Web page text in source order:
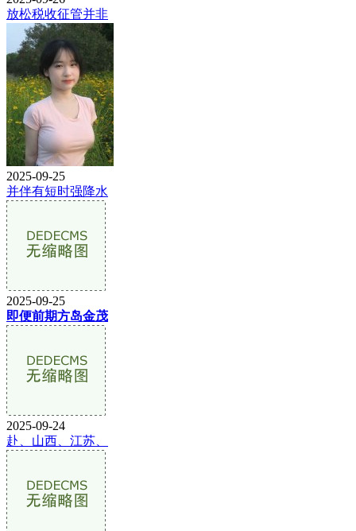
放松税收征管并非
2025-09-25
并伴有短时强降水
2025-09-25
即便前期方岛金茂
2025-09-24
赴、山西、江苏、